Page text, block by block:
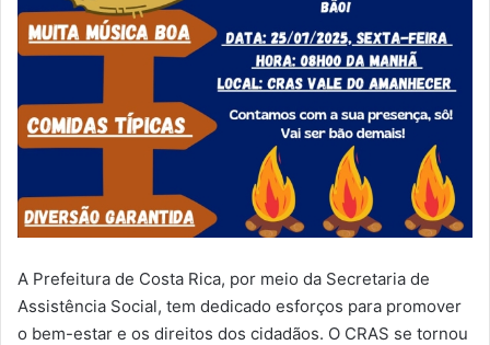
A Prefeitura de Costa Rica, por meio da Secretaria de
Assistência Social, tem dedicado esforços para promover
o bem-estar e os direitos dos cidadãos. O CRAS se tornou